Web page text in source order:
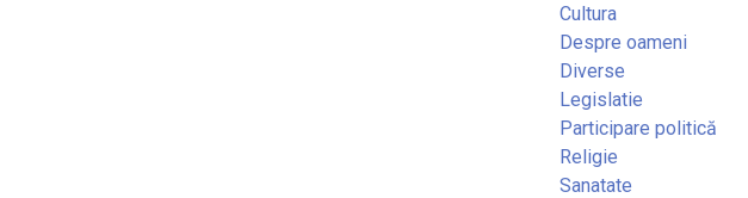
Cultura
Despre oameni
Diverse
Legislatie
Participare politică
Religie
Sanatate